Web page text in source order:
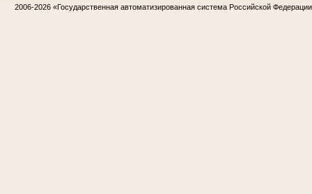
2006-2026 «Государственная автоматизированная система Российской